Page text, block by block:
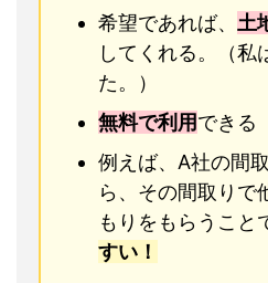
希望であれば、 土
してくれる。（私
た。）
無料で利用できる
例えば、A社の間
ら、その間取りで
もりをもらうこと
すい！